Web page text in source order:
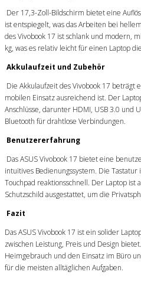
Der 17,3-Zoll-Bildschirm bietet eine
ist entspiegelt, was das Arbeiten bei
des Vivobook 17 ist schlank und modern,
kg, was es relativ leicht für einen Laptop
Akkulaufzeit und Zubehör
Die Akkulaufzeit des Vivobook 17 beträgt
mobilen Einsatz ausreichend ist. Der
Anschlüsse, darunter HDMI, USB 3.0 und
Bluetooth für drahtlose Verbindungen.
Benutzererfahrung
Das ASUS Vivobook 17 bietet eine
intuitives Bedienungssystem. Die Tastatur
Touchpad reaktionsschnell. Der Laptop ist
Schutzschild ausgestattet, um die
Fazit
Das ASUS Vivobook 17 ist ein solider
zwischen Leistung, Preis und Design
Heimgebrauch und den Einsatz im Büro
für die meisten alltäglichen Aufgaben.